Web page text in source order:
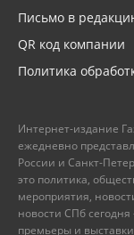
Письмо в
QR код компании
Политика
Интернет-издание
ежедневно
России и Санкт-
это политика,
мероприятия,
новости СПб сегодня
премьеры и